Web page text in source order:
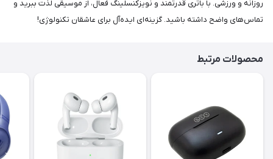
روزانه و ورزشی. با باتری قدرتمند و نویزکنسلینگ فعال، از موسیقی لذت ببرید و
تماس‌های واضح داشته باشید. گزینه‌ای ایده‌آل برای عاشقان تکنولوژی!
محصولات مرتبط